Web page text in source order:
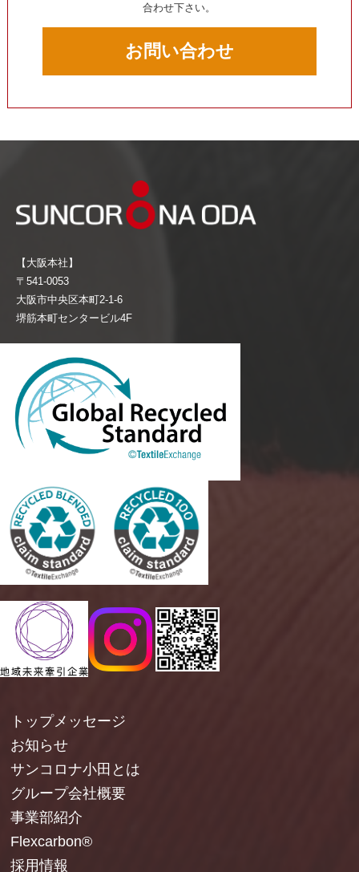
合わせ下さい。
お問い合わせ
【大阪本社】
〒541-0053
大阪市中央区本町2-1-6
堺筋本町センタービル4F
トップメッセージ
お知らせ
サンコロナ小田とは
グループ会社概要
事業部紹介
Flexcarbon®
採用情報